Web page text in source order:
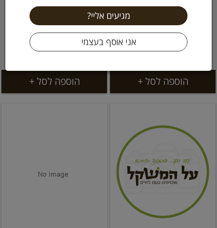
פולי קפה ברזיל - טחינה
טריה במקום על המשקל
הוספה לסל +
משקה דגנים נמס אורגני
הוספה לסל +